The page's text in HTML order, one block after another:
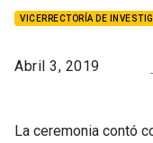
VICERRECTORÍA DE
Abril 3, 2019
La ceremonia contó